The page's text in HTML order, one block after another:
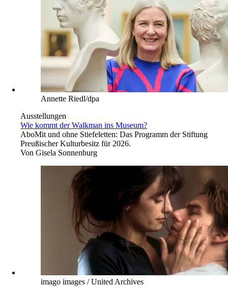
Annette Riedl/dpa
Ausstellungen
Wie kommt der Walkman ins Museum?
AboMit und ohne Stiefeletten: Das Programm der Stiftung
Preußischer Kulturbesitz für 2026.
Von Gisela Sonnenburg
imago images / United Archives